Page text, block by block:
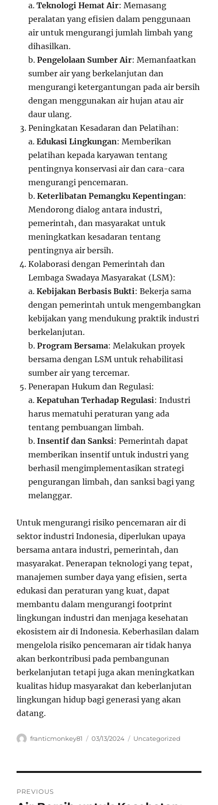
a.Teknologi Hemat Air: Memasang
peralatan yang efisien dalam penggunaan
air untuk mengurangi jumlah limbah yang
dihasilkan.
b.Pengelolaan Sumber Air: Memanfaatkan
sumber air yang berkelanjutan dan
mengurangi ketergantungan pada air bersih
dengan menggunakan air hujan atau air
daur ulang.
Peningkatan Kesadaran dan Pelatihan:
a.Edukasi Lingkungan: Memberikan
pelatihan kepada karyawan tentang
pentingnya konservasi air dan cara-cara
mengurangi pencemaran.
b.Keterlibatan Pemangku Kepentingan:
Mendorong dialog antara industri,
pemerintah, dan masyarakat untuk
meningkatkan kesadaran tentang
pentingnya air bersih.
Kolaborasi dengan Pemerintah dan
Lembaga Swadaya Masyarakat (LSM):
a.Kebijakan Berbasis Bukti: Bekerja sama
dengan pemerintah untuk mengembangkan
kebijakan yang mendukung praktik industri
berkelanjutan.
b.Program Bersama: Melakukan proyek
bersama dengan LSM untuk rehabilitasi
sumber air yang tercemar.
Penerapan Hukum dan Regulasi:
a.Kepatuhan Terhadap Regulasi: Industri
harus mematuhi peraturan yang ada
tentang pembuangan limbah.
b.Insentif dan Sanksi: Pemerintah dapat
memberikan insentif untuk industri yang
berhasil mengimplementasikan strategi
pengurangan limbah, dan sanksi bagi yang
melanggar.
Untuk mengurangi risiko pencemaran air di
sektor industri Indonesia, diperlukan upaya
bersama antara industri, pemerintah, dan
masyarakat. Penerapan teknologi yang tepat,
manajemen sumber daya yang efisien, serta
edukasi dan peraturan yang kuat, dapat
membantu dalam mengurangi footprint
lingkungan industri dan menjaga kesehatan
ekosistem air di Indonesia. Keberhasilan dalam
mengelola risiko pencemaran air tidak hanya
akan berkontribusi pada pembangunan
berkelanjutan tetapi juga akan meningkatkan
kualitas hidup masyarakat dan keberlanjutan
lingkungan hidup bagi generasi yang akan
datang.
Author
franticmonkey81
Posted
03/13/2024 Categories
Uncategorized
PREVIOUS